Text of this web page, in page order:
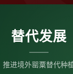
替代发展
推进境外罂粟替代种